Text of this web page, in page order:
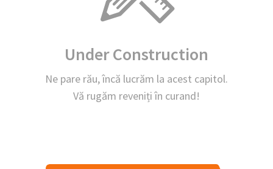
Under Construction
Ne pare rău, încă lucrăm la acest capitol.
Vă rugăm reveniți în curand!